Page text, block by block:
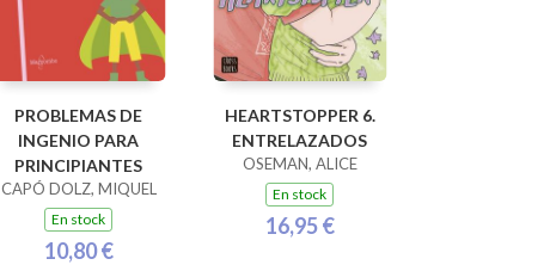
PROBLEMAS DE
INGENIO PARA
PRINCIPIANTES
CAPÓ DOLZ, MIQUEL
En stock
10,80 €
HEARTSTOPPER 6.
ENTRELAZADOS
OSEMAN, ALICE
En stock
16,95 €